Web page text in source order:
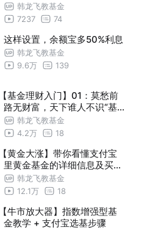
韩龙飞教基金
7237
74
这样设置，余额宝多50%利息
韩龙飞教基金
9.6万
139
【基金理财入门】01：莫愁前
路无财富，天下谁人不识“基”:
认识基金
韩龙飞教基金
4.2万
18
【黄金大涨】带你看懂支付宝
里黄金基金的详细信息及买卖
流程韩龙飞教基金
12.1万
18
【牛市放大器】指数增强型基
金教学 + 支付宝选基步骤